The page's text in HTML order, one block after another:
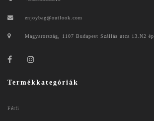
enjoybag@outlook.com
Magyarország, 1107 Budapest Szállás utca 13.N2 ép.
Termékkategóriák
Férfi